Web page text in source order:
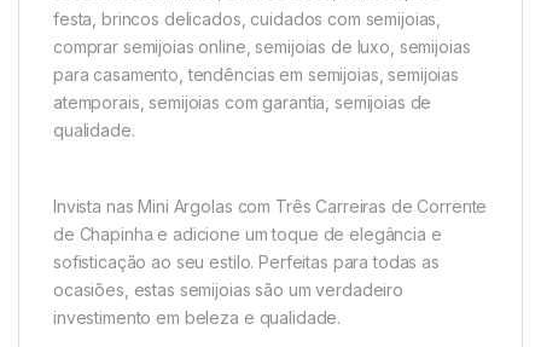
festa, brincos delicados, cuidados com semijoias,
comprar semijoias online, semijoias de luxo, semijoias
para casamento, tendências em semijoias, semijoias
atemporais, semijoias com garantia, semijoias de
qualidade.
Invista nas Mini Argolas com Três Carreiras de Corrente
de Chapinha e adicione um toque de elegância e
sofisticação ao seu estilo. Perfeitas para todas as
ocasiões, estas semijoias são um verdadeiro
investimento em beleza e qualidade.